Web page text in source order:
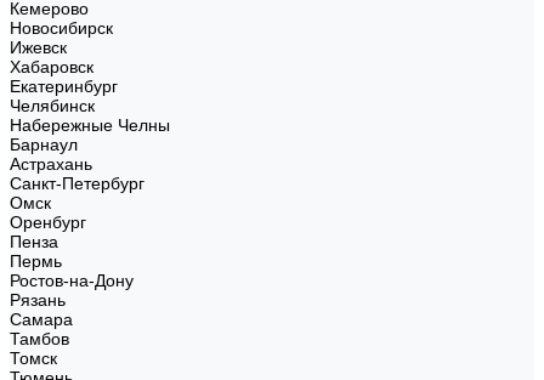
Кемерово
Новосибирск
Ижевск
Хабаровск
Екатеринбург
Челябинск
Набережные Челны
Барнаул
Астрахань
Санкт-Петербург
Омск
Оренбург
Пенза
Пермь
Ростов-на-Дону
Рязань
Самара
Тамбов
Томск